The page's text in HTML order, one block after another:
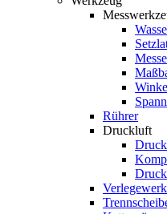
Rührer
Druckluft